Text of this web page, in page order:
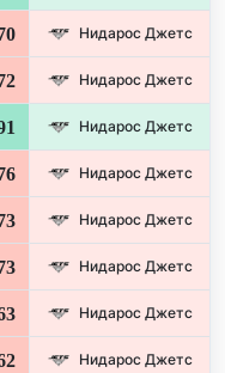
Нидарос Джетс
Нидарос Джетс
Нидарос Джетс
Нидарос Джетс
Нидарос Джетс
Нидарос Джетс
Нидарос Джетс
Нидарос Джетс